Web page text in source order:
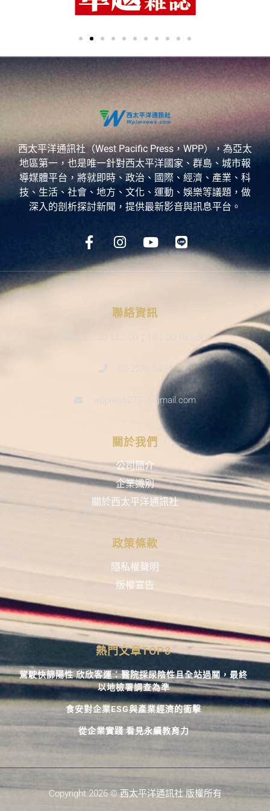
西太平洋通訊社（West Pacific Press，WPP），為亞太
地區第一，也是唯一針對西太平洋國家、群島、城市報
導媒體平台，將就即時、政治、國際、經濟、產業、科
技、生活、社會、地方、文化、運動、娛樂等議題，做
深入的剖析探討新聞，提供最新影音與訊息平台。
聯絡資訊
9：30-12：00；13：30-18：00
02-2570-5439
wppress0731@gmail.com
關於我們
公司簡介
企業識別
關於西太平洋通訊社
政策條款
隱私權聲明
版權宣告
熱門文章TOP3
駕駛快篩陽性 欣欣客運：醫院採尿陰性且全站過關，最終
以地檢署調查為準
食安對企業ESG與產業經濟的衝擊
從企業實踐 看見永續教育力
Copyright 2026 © 西太平洋通訊社 版權所有